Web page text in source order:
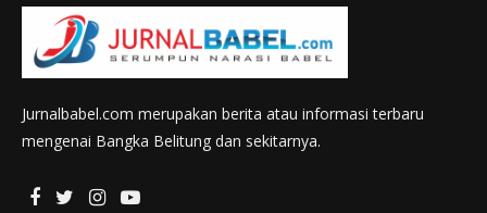
Jurnalbabel.com merupakan berita atau informasi terbaru
mengenai Bangka Belitung dan sekitarnya.